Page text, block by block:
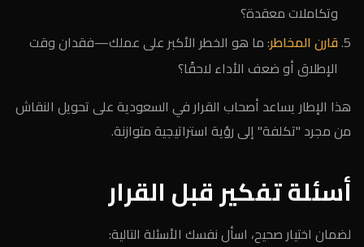
وتكاملات معقدة؟
قارن المخاطر: ما هو الخطر الأكبر على عملك—فقدان وقت
الإطلاق أو ضعف الأداء لاحقًا؟
هذا الإطار يساعد أصحاب القرار في السعودية على تحويل النقاش
من مجرد "تكلفة" إلى رؤية استراتيجية متوازنة.
أسئلة تفكير قبل القرار
لضمان اختيار صحيح، اسأل نفسك الأسئلة التالية: